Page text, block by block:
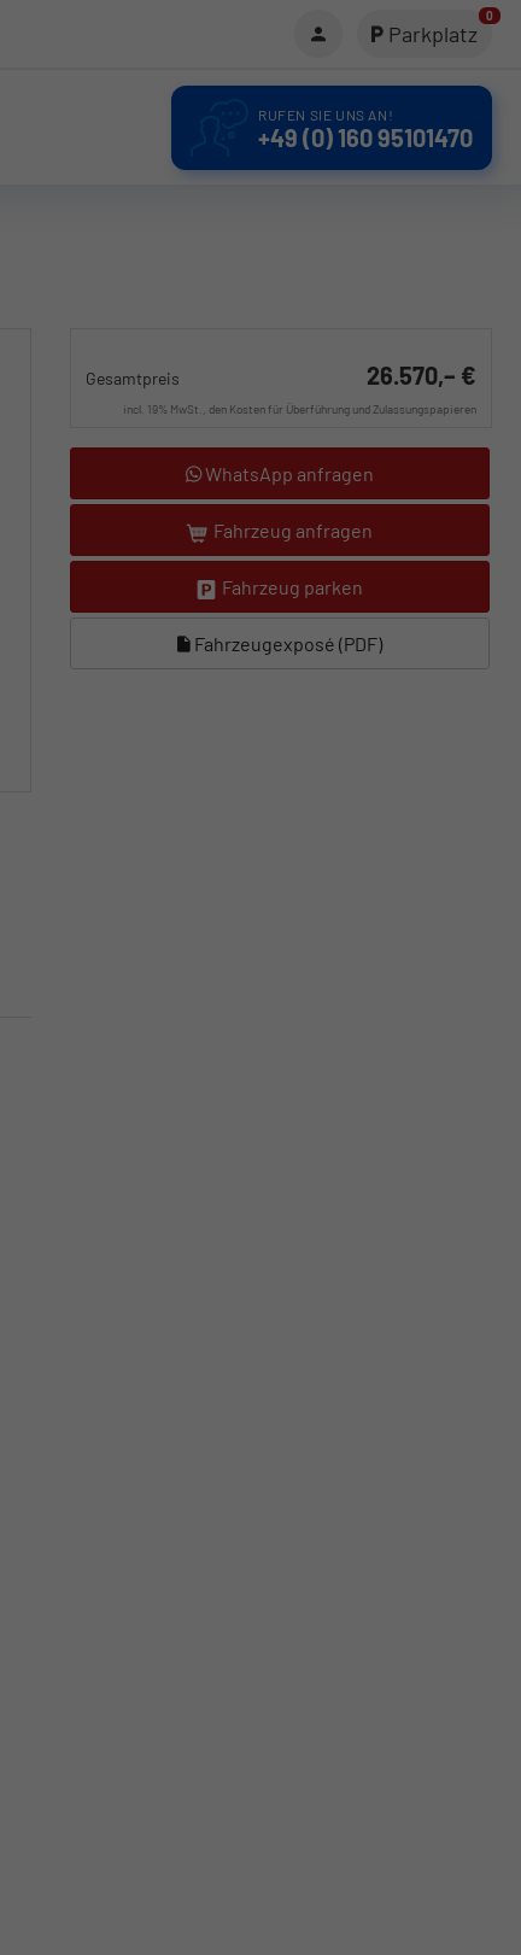
Parkplatz
0
RUFEN SIE UNS AN!
+49 (0) 160 95101470
Gesamtpreis 26.570,– €
incl. 19% MwSt., den Kosten für Überführung und Zulassungspapieren
WhatsApp anfragen
Fahrzeug anfragen
Fahrzeug parken
Fahrzeugexposé (PDF)